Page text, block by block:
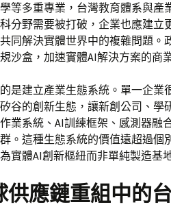
等多重專業，台灣教育體系與
分野需要被打破，企業也應建立
同解決實體世界中的複雜問題
沙盒，加速實體AI解決方案的商
是建立產業生態系統。單一企
谷的創新生態，讓新創公司、
業系統、AI訓練框架、感測器融
。這種生態系統的價值遠超過
實體AI創新樞紐而非單純製造基
供應鏈重組中的